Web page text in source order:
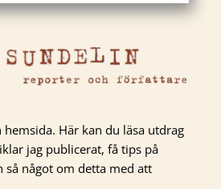
Här kan du läsa utdrag
jag publicerat, få tips på
så något om detta med att